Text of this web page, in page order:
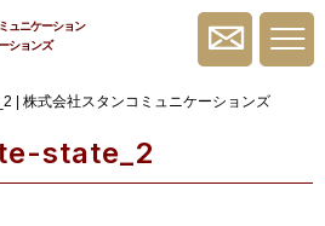
ュニケーション
ションズ
無料相談・お問
| 株式会社スタンコミュニケーションズ
state_2